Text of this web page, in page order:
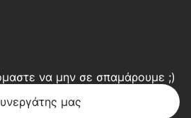
να μην σε σπαμάρουμε ;)
μας